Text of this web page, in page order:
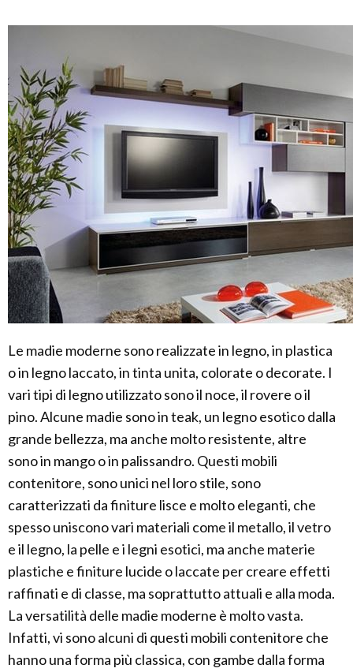
Le madie moderne sono realizzate in legno, in plastica
o in legno laccato, in tinta unita, colorate o decorate. I
vari tipi di legno utilizzato sono il noce, il rovere o il
pino. Alcune madie sono in teak, un legno esotico dalla
grande bellezza, ma anche molto resistente, altre
sono in mango o in palissandro. Questi mobili
contenitore, sono unici nel loro stile, sono
caratterizzati da finiture lisce e molto eleganti, che
spesso uniscono vari materiali come il metallo, il vetro
e il legno, la pelle e i legni esotici, ma anche materie
plastiche e finiture lucide o laccate per creare effetti
raffinati e di classe, ma soprattutto attuali e alla moda.
La versatilità delle madie moderne è molto vasta.
Infatti, vi sono alcuni di questi mobili contenitore che
hanno una forma più classica, con gambe dalla forma